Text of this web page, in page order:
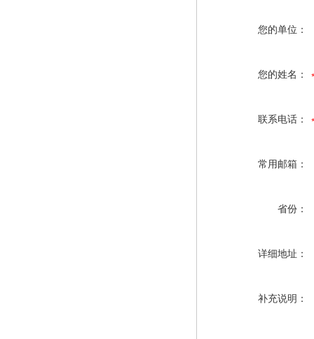
您的单位：
您的姓名：
联系电话：
常用邮箱：
省份：
详细地址：
补充说明：